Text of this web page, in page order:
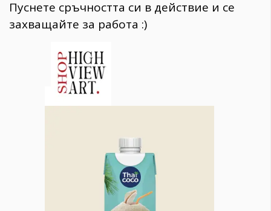
Пуснете сръчността си в действие и се
захващайте за работа :)